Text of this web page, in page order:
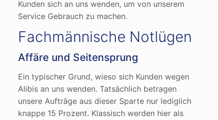
Kunden sich an uns wenden, um von unserem
Service Gebrauch zu machen.
Fachmännische Notlügen
Affäre und Seitensprung
Ein typischer Grund, wieso sich Kunden wegen
Alibis an uns wenden. Tatsächlich betragen
unsere Aufträge aus dieser Sparte nur lediglich
knappe 15 Prozent. Klassisch werden hier als